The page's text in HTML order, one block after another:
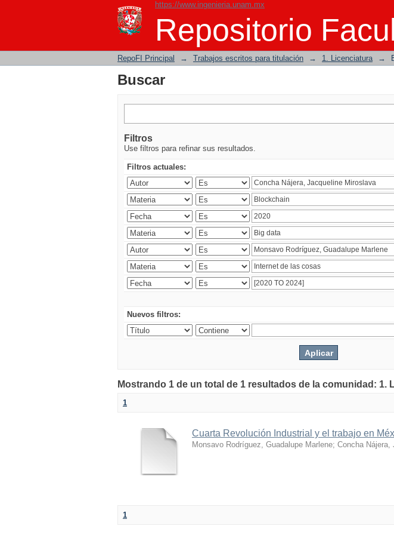
https://www.ingenieria.unam.mx
Repositorio
Buscar
RepoFI Principal → Trabajos escritos para titulación → 1. Licenciatura →
Buscar
Filtros
Use filtros para refinar sus resultados.
Filtros actuales:
Nuevos filtros:
Mostrando 1 de un total de 1 resultados de la comunidad: 1.
1
Cuarta Revolución Industrial y el trabajo en
Monsavo Rodríguez, Guadalupe Marlene; Concha Nájera,
1